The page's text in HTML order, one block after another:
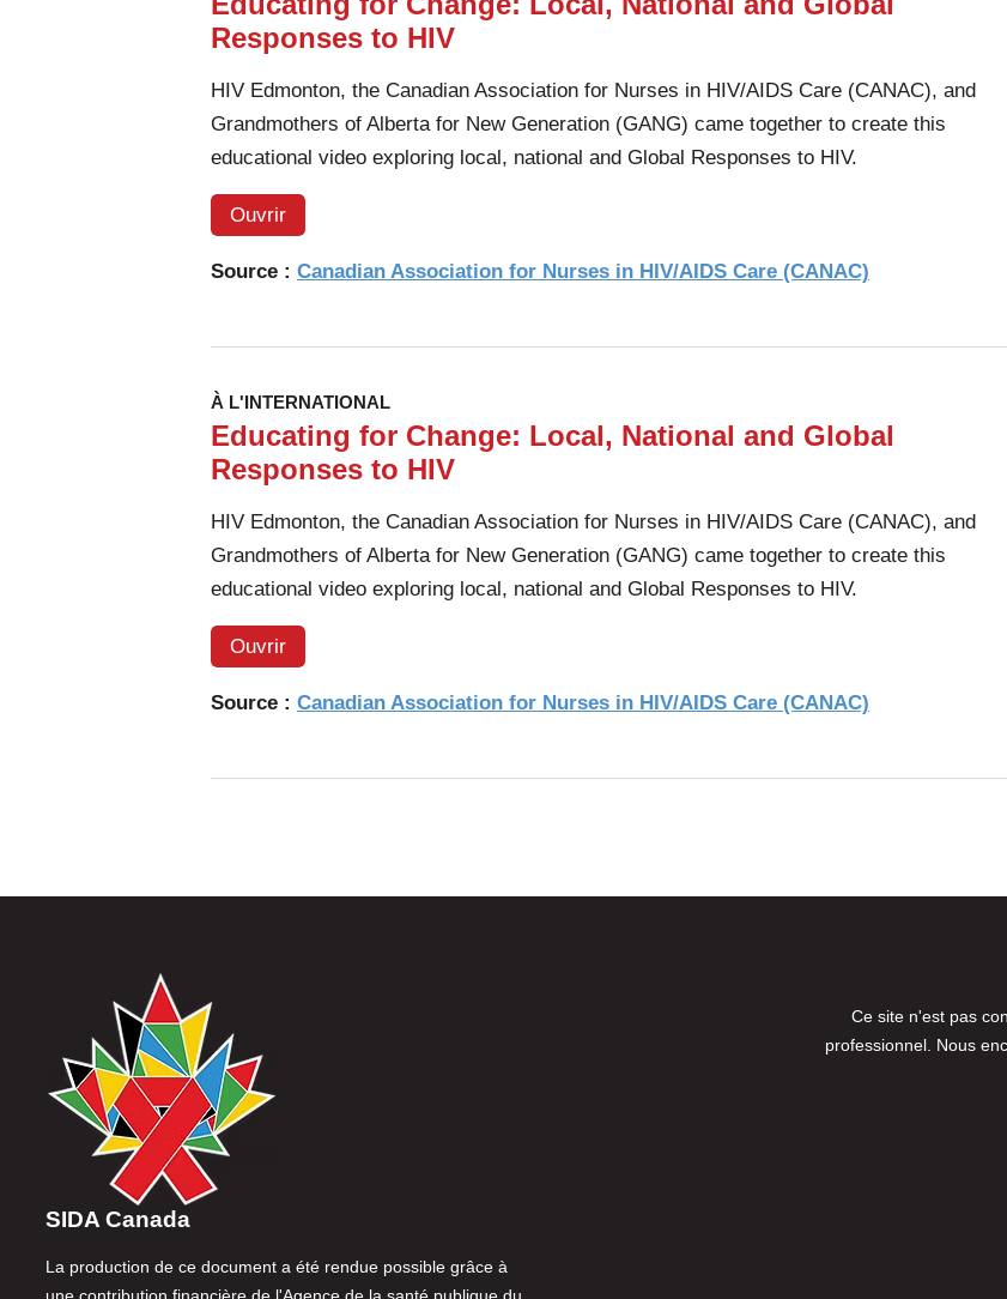
Responses to HIV
HIV Edmonton, the Canadian Association for Nurses in HIV/AIDS Care (CANAC), and
Grandmothers of Alberta for New Generation (GANG) came together to create this
educational video exploring local, national and Global Responses to HIV.
Ouvrir
Source : Canadian Association for Nurses in HIV/AIDS Care (CANAC)
À L'INTERNATIONAL
Educating for Change: Local, National and Global
Responses to HIV
HIV Edmonton, the Canadian Association for Nurses in HIV/AIDS Care (CANAC), and
Grandmothers of Alberta for New Generation (GANG) came together to create this
educational video exploring local, national and Global Responses to HIV.
Ouvrir
Source : Canadian Association for Nurses in HIV/AIDS Care (CANAC)
SIDA Canada
La production de ce document a été rendue possible grâce à
Ce site n'est pas
professionnel. Nous